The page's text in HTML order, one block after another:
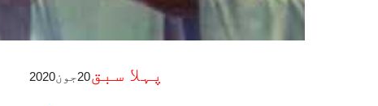
پہلا سبق20جون2020